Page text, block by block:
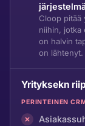
Cloop pitää
niihin, jotka
on halvin
on lähtenyt.
Yrityksekn
PERINTEINEN